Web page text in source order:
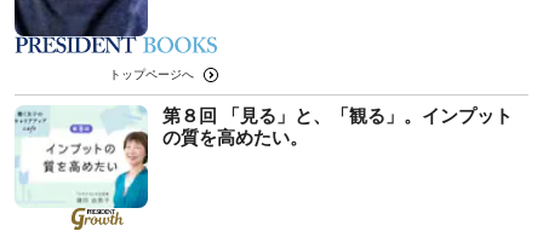
トップページへ
第８回 「見る」と、「観る」。インプット
の質を高めたい。